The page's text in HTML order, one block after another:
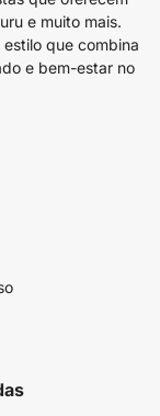
e muito mais.
que combina
e bem-estar no